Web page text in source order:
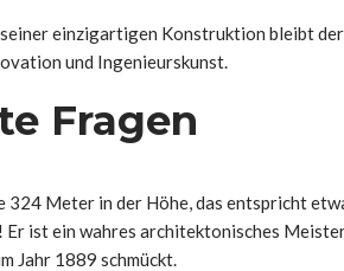
einzigartigen Konstruktion bleibt der
und Ingenieurskunst.
Fragen
324 Meter in der Höhe, das entspricht
Er ist ein wahres architektonisches
Jahr 1889 schmückt.